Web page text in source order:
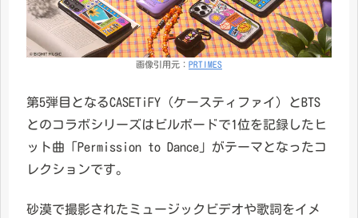
画像引用元： PRTIMES
第5弾目となるCASETiFY（ケースティファイ）とBTS
とのコラボシリーズはビルボードで1位を記録したヒ
ット曲「Permission to Dance」がテーマとなったコ
レクションです。
砂漠で撮影されたミュージックビデオや歌詞をイメ